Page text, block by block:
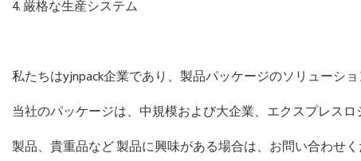
4. 厳格な生産システム
私たちはyjnpack企業であり、製品パッケージのソリューシ
当社のパッケージは、中規模および大企業、エクスプレス
製品、貴重品など 製品に興味がある場合は、お問い合わせく